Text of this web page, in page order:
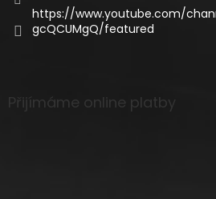
https://www.youtube.com/
gcQCUMgQ/featured
Přijímáme online platby